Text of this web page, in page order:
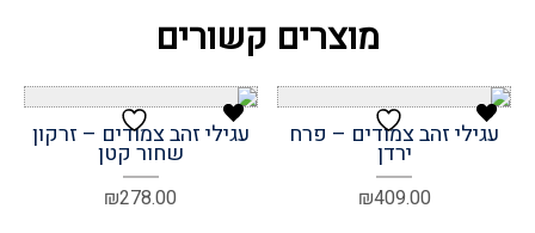
מוצרים קשורים
עגילי זהב צמודים – פרח
ירדן
₪409.00
עגילי זהב צמודים – זרקון
שחור קטן
₪278.00